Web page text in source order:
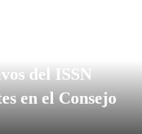
del ISSN
en el Consejo